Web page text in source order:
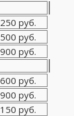
руб.
руб.
руб.
руб.
руб.
руб.